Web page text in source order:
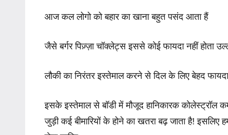
आज कल लोगो को बहार का खाना बहुत पसंद आता हैं
जैसे बर्गर पिज़्ज़ा चॉक्लेट्स इससे कोई फायदा नहीं होता
लौकी का निरंतर इस्तेमाल करने से दिल के लिए बेहद
इसके इस्तेमाल से बॉडी में मौजूद हानिकारक कोलेस्ट्रॉल
जुड़ी कई बीमारियों के होने का खतरा बढ़ जाता है!